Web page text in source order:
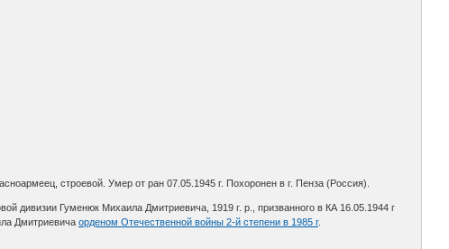
строевой. Умер от ран 07.05.1945 г. Похоронен в г. Пенза (Россия).
дивизии Гуменюк Михаила Дмитриевича, 1919 г. р., призванного в КА 16.05.1944 г
Дмитриевичаорденом Отечественной войны 2-й степени в 1985 г.